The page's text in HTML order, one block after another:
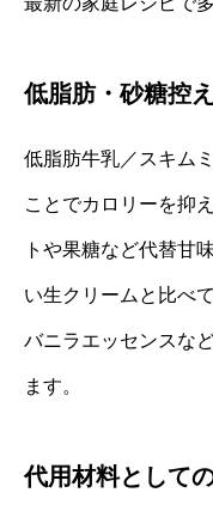
低脂肪・砂糖控
低脂肪牛乳／スキム
ことでカロリーを抑
トや果糖など代替甘
い生クリームと比べ
バニラエッセンスな
ます。
代用材料として